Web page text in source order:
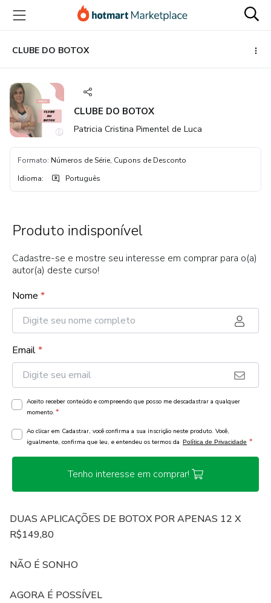
para
conteúdo
principal
para
pagamento
para
rodapéCLUBE DO BOTOX
CLUBE DO BOTOX
Patricia Cristina Pimentel de Luca
Formato: Números de Série, Cupons de Desconto
Idioma: Português
Produto indisponível
Cadastre-se e mostre seu interesse em comprar para o(a)
autor(a) deste curso!
Nome *
Email*
Aceito receber conteúdo e compreendo que posso me descadastrar a qualquer
momento. *
Ao clicar em Cadastrar, você confirma a sua inscrição neste produto. Você,
igualmente, confirma que leu, e entendeu os termos da Política de Privacidade *
Tenho interesse em comprar!
DUAS APLICAÇÕES DE BOTOX POR APENAS 12 X
R$149,80
NÃO É SONHO
AGORA É POSSÍVEL